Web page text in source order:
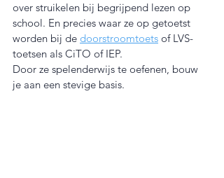
over struikelen bij begrijpend lezen op
school. En precies waar ze op getoetst
worden bij de doorstroomtoets of LVS-
toetsen als CiTO of IEP.
Door ze spelenderwijs te oefenen, bouw
je aan een stevige basis.